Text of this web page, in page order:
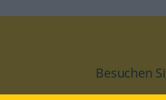
Besuchen